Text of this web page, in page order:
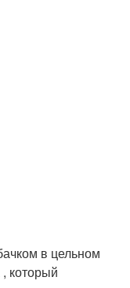
в цельном
который